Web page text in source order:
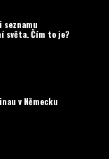
seznamu
světa. Čím to je?
v Německu